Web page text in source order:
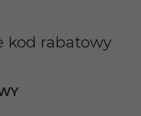
kod rabatowy